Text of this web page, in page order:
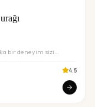
bir deneyim sizi
4.5